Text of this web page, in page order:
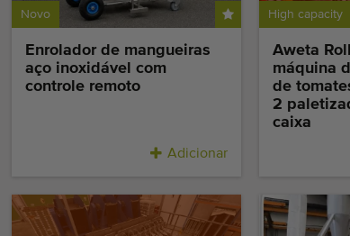
Novo
Enrolador de mangueiras
aço inoxidável com
controle remoto
Adicionar
High capacity
Aweta
máquina
de
2
caixa